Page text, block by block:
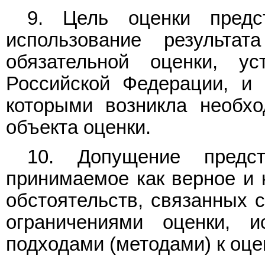
9. Цель оценки
использование
обязательной оценки,
Российской Федерации,
которыми возникла
объекта оценки.
10. Допущение
принимаемое как верное
обстоятельств, связанных
ограничениями оценки,
подходами (методами) к